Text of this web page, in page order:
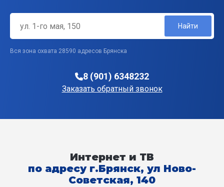
Найти
Вся зона охвата 28590 адресов Брянска
8 (901) 6348232
Заказать обратный звонок
Интернет и ТВ
по адресу г.Брянск, ул Ново-
Советская, 140